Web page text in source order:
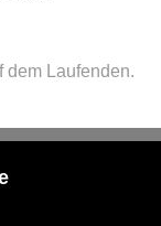
dem Laufenden.